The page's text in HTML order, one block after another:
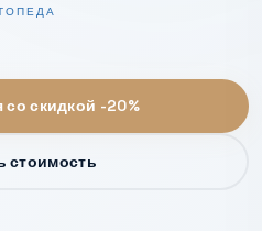
со скидкой -20%
стоимость